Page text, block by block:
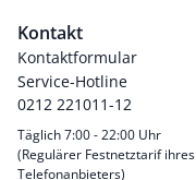
Kontakt
Kontaktformular
Service-Hotline
0212 221011-12
Täglich 7:00 - 22:00 Uhr
(Regulärer Festnetztarif ihres
Telefonanbieters)